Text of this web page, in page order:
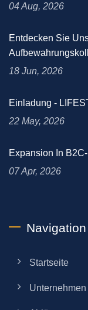
04 Aug, 2026
Entdecken Sie
18 Jun, 2026
Einladung -
22 May, 2026
Expansion In
07 Apr, 2026
Navigation
Startseite
Unternehmen